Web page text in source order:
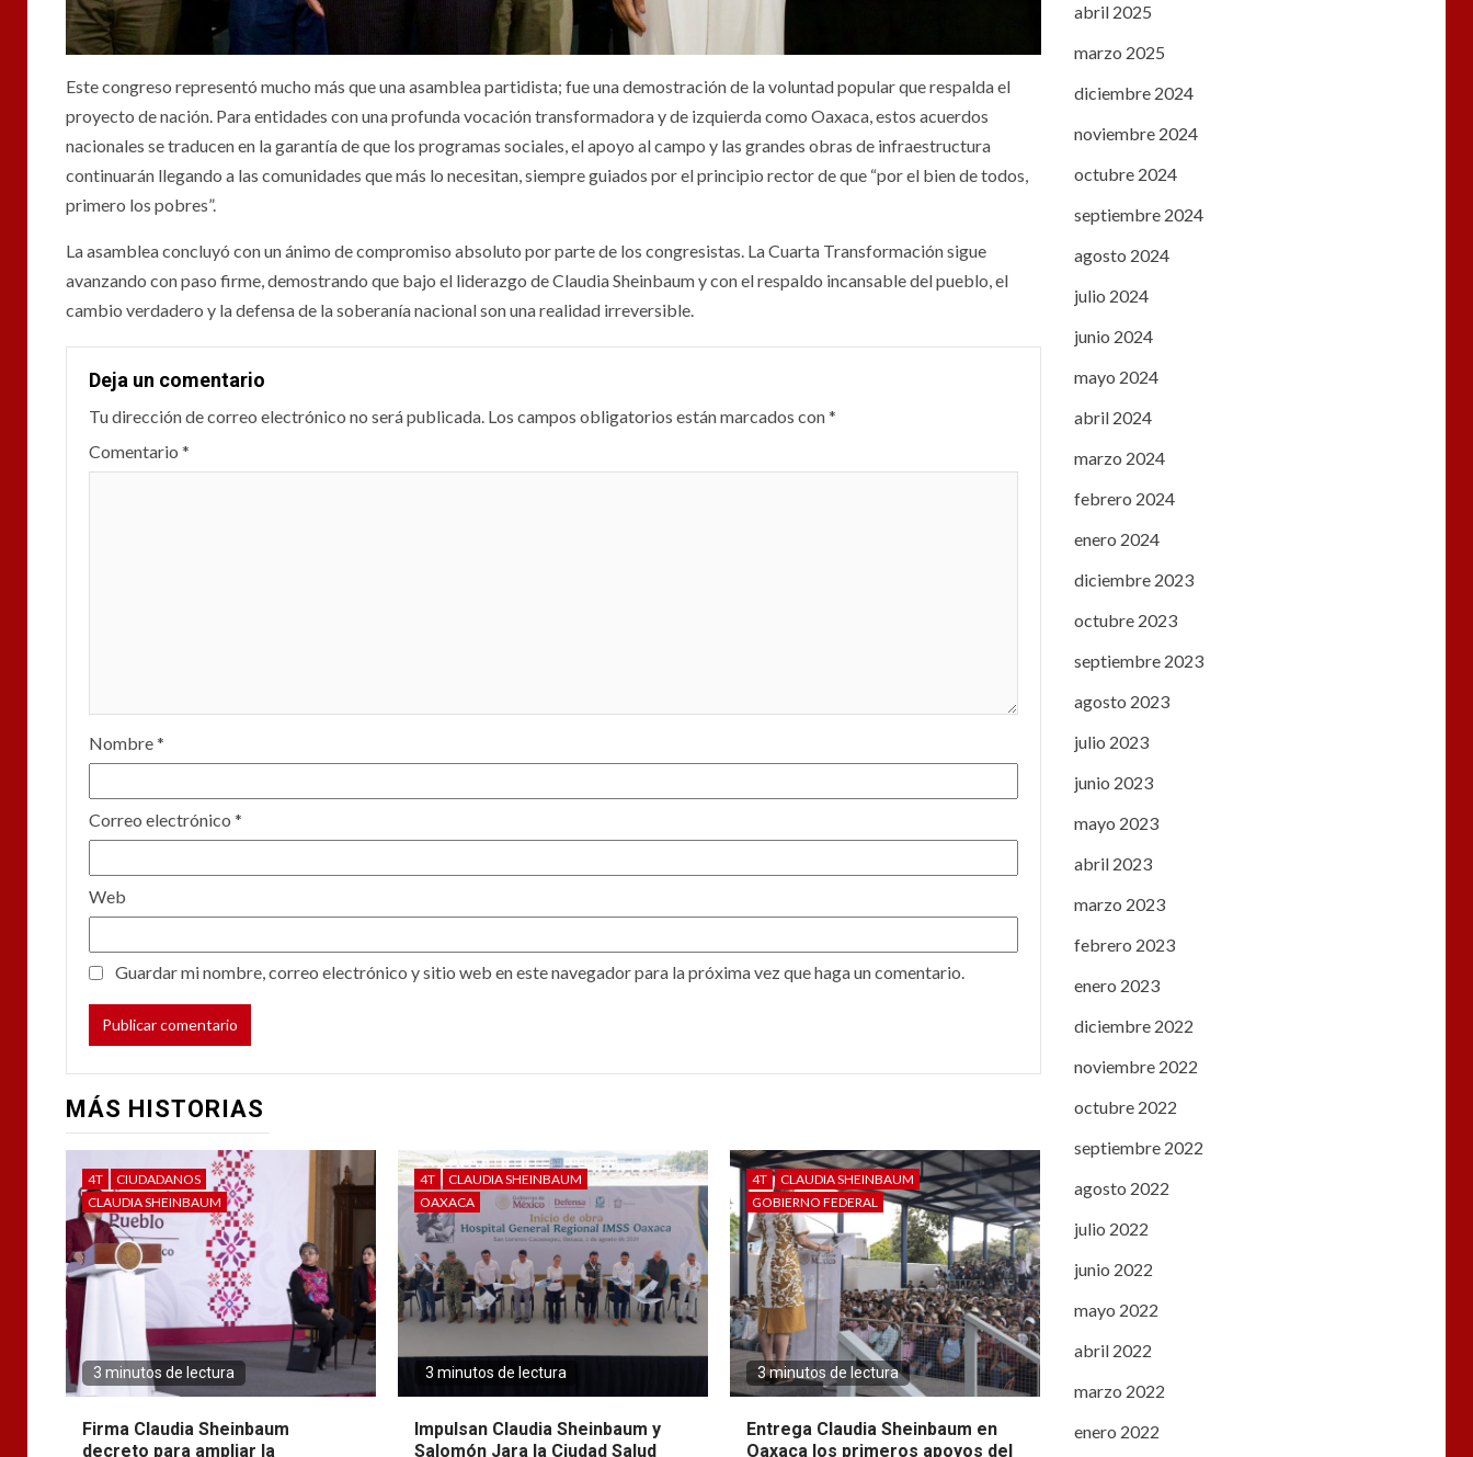
Este congreso representó mucho más que una asamblea partidista; fue una demostración de la voluntad popular que respalda el
proyecto de nación. Para entidades con una profunda vocación transformadora y de izquierda como Oaxaca, estos acuerdos
nacionales se traducen en la garantía de que los programas sociales, el apoyo al campo y las grandes obras de infraestructura
continuarán llegando a las comunidades que más lo necesitan, siempre guiados por el principio rector de que “por el bien de todos,
primero los pobres”.
La asamblea concluyó con un ánimo de compromiso absoluto por parte de los congresistas. La Cuarta Transformación sigue
avanzando con paso firme, demostrando que bajo el liderazgo de Claudia Sheinbaum y con el respaldo incansable del pueblo, el
cambio verdadero y la defensa de la soberanía nacional son una realidad irreversible.
Deja un comentario
Tu dirección de correo electrónico no será publicada. Los campos obligatorios están marcados con*
Comentario *
Nombre*
Correo electrónico *
Web
Guardar mi nombre, correo electrónico y sitio web en este navegador para la próxima vez que haga un comentario.
MÁS HISTORIAS
4T
CIUDADANOS
CLAUDIA SHEINBAUM
3 minutos de lectura
Firma Claudia Sheinbaum
decreto para ampliar la
4T
CLAUDIA SHEINBAUM
OAXACA
3 minutos de lectura
Impulsan Claudia Sheinbaum y
Salomón Jara la Ciudad Salud
4T
CLAUDIA SHEINBAUM
GOBIERNO FEDERAL
3 minutos de lectura
Entrega Claudia Sheinbaum en
Oaxaca los primeros apoyos del
abril 2025
marzo 2025
diciembre 2024
noviembre 2024
octubre 2024
septiembre 2024
agosto 2024
julio 2024
junio 2024
mayo 2024
abril 2024
marzo 2024
febrero 2024
enero 2024
diciembre 2023
octubre 2023
septiembre 2023
agosto 2023
julio 2023
junio 2023
mayo 2023
abril 2023
marzo 2023
febrero 2023
enero 2023
diciembre 2022
noviembre 2022
octubre 2022
septiembre 2022
agosto 2022
julio 2022
junio 2022
mayo 2022
abril 2022
marzo 2022
enero 2022